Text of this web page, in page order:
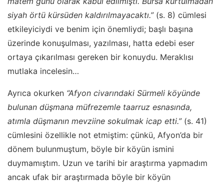
siyah örtü kürsüden kaldırılmayacaktı.”(s. 8) cümlesi
etkileyiciydi ve benim için önemliydi; başlı başına
üzerinde konuşulması, yazılması, hatta edebi eser
ortaya çıkarılması gereken bir konuydu. Meraklısı
mutlaka incelesin…
Ayrıca okurken “Afyon civarındaki Sürmeli köyünde
bulunan düşmana müfrezemle taarruz esnasında,
atımla düşmanın mevziine sokulmak icap etti.”(s. 41)
cümlesini özellikle not etmiştim: çünkü, Afyon’da bir
dönem bulunmuştum, böyle bir köyün ismini
duymamıştım. Uzun ve tarihi bir araştırma yapmadım
ancak ufak bir araştırmada böyle bir köyün